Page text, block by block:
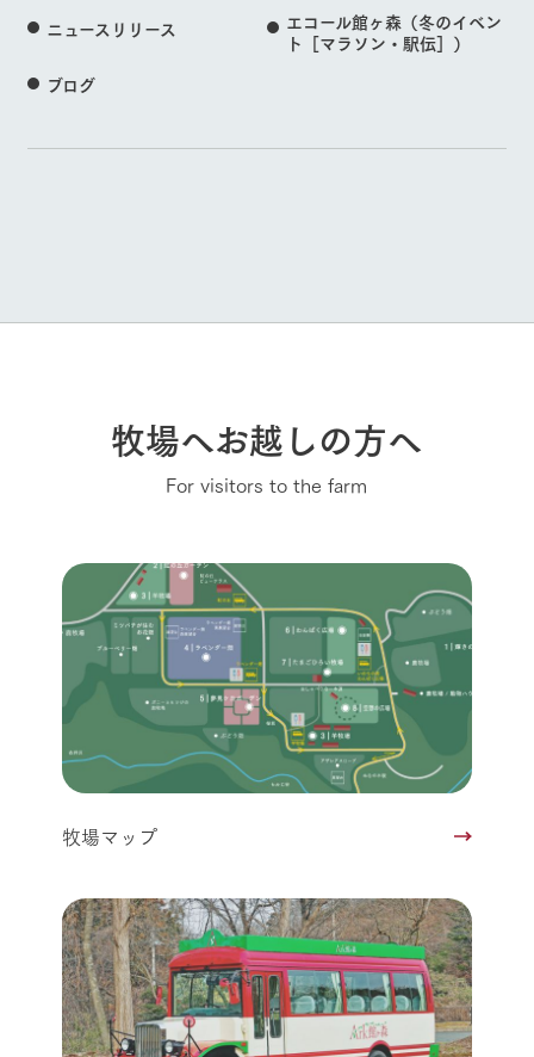
ニュースリリース
エコール館ヶ森（冬のイベン
ト［マラソン・駅伝］）
ブログ
牧場へお越しの方へ
For visitors to the farm
牧場マップ